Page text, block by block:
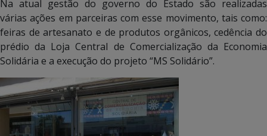
Na atual gestão do governo do Estado são realizadas
várias ações em parceiras com esse movimento, tais como:
feiras de artesanato e de produtos orgânicos, cedência do
prédio da Loja Central de Comercialização da Economia
Solidária e a execução do projeto “MS Solidário”.